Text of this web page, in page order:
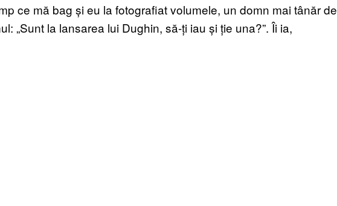
ce mă bag și eu la fotografiat volumele, un domn mai tânăr de
„Sunt la lansarea lui Dughin, să-ți iau și ție una?”. Îi ia,